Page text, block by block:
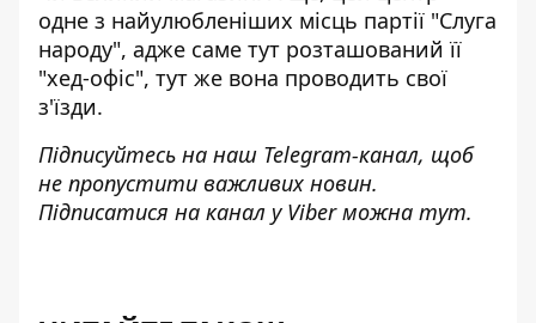
одне з найулюбленіших місць партії "Слуга
народу", адже саме тут розташований її
"хед-офіс", тут же вона проводить свої
з'їзди.
Підписуйтесь на наш Telegram-канал, щоб
не пропустити важливих новин.
Підписатися на канал у Viber можна тут.